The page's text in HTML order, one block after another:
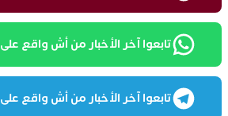
تابعوا آخر الأخبار من أش واقع على WhatsApp
تابعوا آخر الأخبار من أش واقع على Telegram